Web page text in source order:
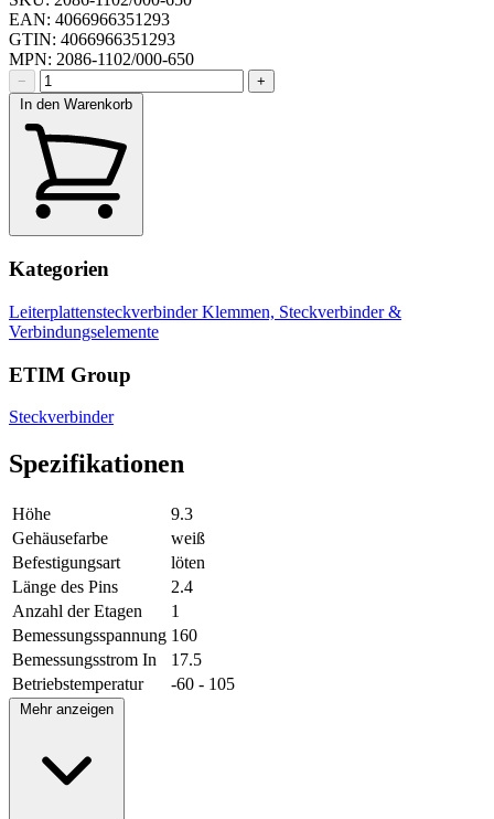
EAN: 4066966351293
GTIN: 4066966351293
MPN: 2086-1102/000-650
−
+
In den Warenkorb
Kategorien
LeiterplattensteckverbinderKlemmen, Steckverbinder &
Verbindungselemente
ETIM Group
Steckverbinder
Spezifikationen
Höhe
9.3
Gehäusefarbe
weiß
Befestigungsart
löten
Länge des Pins
2.4
Anzahl der Etagen
1
Bemessungsspannung 160
Bemessungsstrom In
17.5
Betriebstemperatur
-60 - 105
Mehr anzeigen